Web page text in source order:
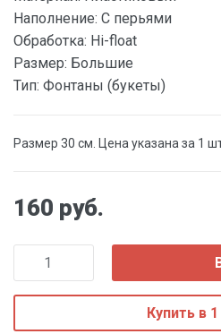
Наполнение: С перьями
Обработка: Hi-float
Размер: Большие
Тип: Фонтаны (букеты)
Размер 30 см. Цена указана за 1
160 руб.
Купить в